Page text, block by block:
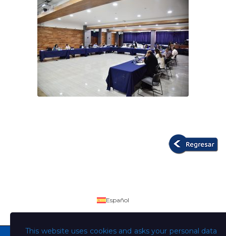
This website uses cookies and asks your personal data
Español